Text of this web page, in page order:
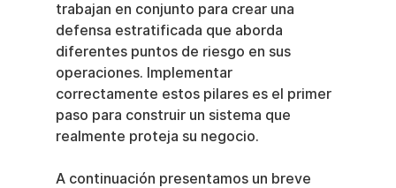
trabajan en conjunto para crear una
defensa estratificada que aborda
diferentes puntos de riesgo en sus
operaciones. Implementar
correctamente estos pilares es el primer
paso para construir un sistema que
realmente proteja su negocio.
A continuación presentamos un breve